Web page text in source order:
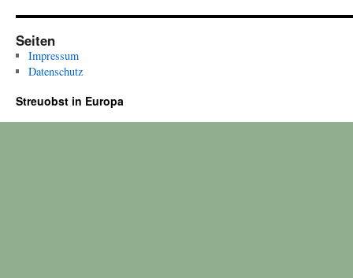
Seiten
Impressum
Datenschutz
Streuobst in Europa